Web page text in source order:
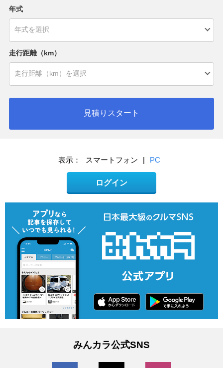
年式
走行距離（km）
見積りスタート
表示： スマートフォン | PC
ログイン
みんカラ公式SNS